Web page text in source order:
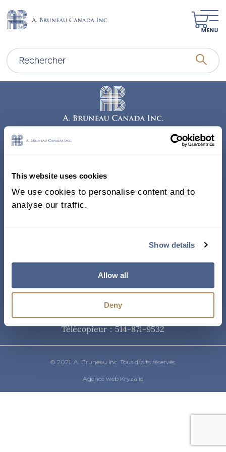
This website uses cookies
We use cookies to personalise content and to
analyse our traffic.
Show details
Allow all
Deny
MENU
338, Rue Saint-Antoine E.
Bureau 011, Montréal QC
H2Y 1A3 Canada
Téléphone
514-871-9821/ 1-800-361-8487
Télécopieur : 514-871-9532
© 2021. A. Bruneau inc. Tous droits réservés.
Agence web Kryzalid